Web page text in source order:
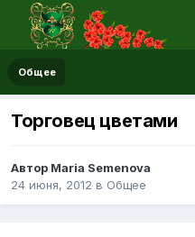
Общее
Торговец цветами
Автор Maria Semenova
24 июня, 2012 в Общее